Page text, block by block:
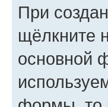
При
щёлкните
основной